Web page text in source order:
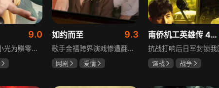
9.0
小学三年级的小光为赚零用钱到爷爷家寻宝，偶然翻出旧棋盘，接触棋盘的一瞬间，附身棋盘中的棋士褚嬴的灵魂进入了小光体内。后来小光在学校围棋会所结识少年天才小亮，为测试褚嬴实力，小光贸然与小亮对弈并小胜，他误以为褚嬴棋力平平，小亮却大受打击。数日后小亮再次挑战，再次惨败在褚嬴手下，二人从此成了相爱相杀的棋坛宿敌。在褚嬴指导下，小光进步神速，逐渐对围棋产生兴趣，最终在全国大赛与小亮激战中，褚嬴下出绝妙一局，小光却看出更高一着，终于在自己努力、褚嬴帮助和与小亮的磨练中，独立对弈，燃起真正的棋魂。
如约而至 9.3
歌手金禧跨界演戏惨遭翻车，全网群嘲演技拉胯！不服输的他另辟蹊径，转行试水音乐剧，誓要逆袭打脸。机缘巧合下，他对高冷硬核的金牌音乐剧导演宁瑾一见心动，两人意外留下暧昧一吻，转头试镜现场再度狭路相逢。 宁瑾本就抵触偶像跨界，对半路空降的流量新人金禧百般严苛，花式魔鬼训练轮番上线。金禧顶住剧团前辈排挤、同行暗算、舆论刁难等重重危机，日夜苦练打磨演技，慢慢褪去偶像光环、解锁真实自我，一点点打动高冷导演和剧团众人。 一路走来，二人历经误会争执、事业危机、亲情心结、分手磨合多重考验，在并肩拯救濒临倒闭的剧团、携手打磨《倩女幽魂》剧目、共渡舞台难关的过程中，情愫渐生、双向治愈。最终剧目首演大获成功，叛逆
网剧
爱情
南侨机工英雄传 43集版
谍战
战争